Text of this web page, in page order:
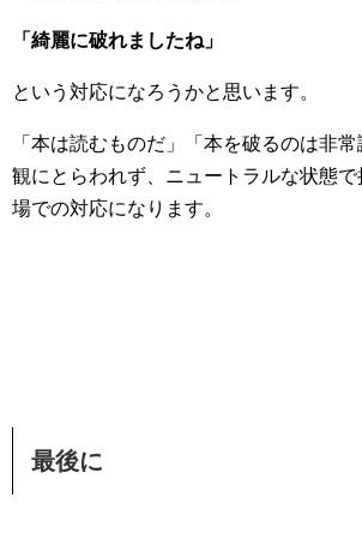
「綺麗に破れましたね」
という対応になろうかと思います。
「本は読むものだ」「本を破るのは非
観にとらわれず、ニュートラルな状態
場での対応になります。
最後に